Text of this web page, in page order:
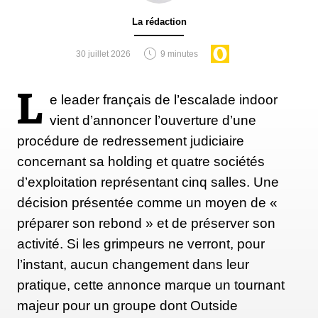
et revient dans le jeu avec un site e-commerce
flambant neuf, « plus fluide et plus intuitif »,
explique l’équipe et une vision renouvelée pour
l'avenir. « L’idée, maintenant », nous expliquait
repreneur qui partagent ces valeur de gestion en bon
père de famille, des valeurs de bienveillance,
d’amour du sport. Pas une course frénétique à la
croissance. Seulement la volonté de bien faire notre
travail ».
D'où sans doute, le rapprochement avec Snowleader,
aka "The Reblochon Company », acteur majeur de
l'e-commerce dédié à l'équipement outdoor (snow,
outdoor, city). De quoi lui permettre de reconstituer
La rédaction
30 juillet 2026 9 minutes
L e leader français de l’escalade indoor
vient d’annoncer l’ouverture d’une
procédure de redressement judiciaire
concernant sa holding et quatre sociétés
d’exploitation représentant cinq salles. Une
décision présentée comme un moyen de «
préparer son rebond » et de préserver son
activité. Si les grimpeurs ne verront, pour
l’instant, aucun changement dans leur
pratique, cette annonce marque un tournant
majeur pour un groupe dont Outside